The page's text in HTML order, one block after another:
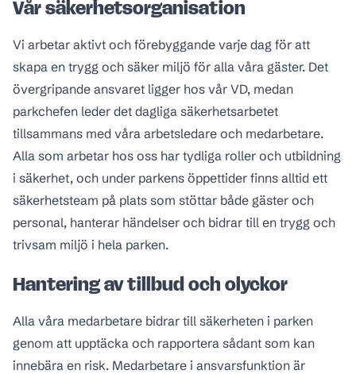
Vår säkerhetsorganisation
Vi arbetar aktivt och förebyggande varje dag för att
skapa en trygg och säker miljö för alla våra gäster. Det
övergripande ansvaret ligger hos vår VD, medan
parkchefen leder det dagliga säkerhetsarbetet
tillsammans med våra arbetsledare och medarbetare.
Alla som arbetar hos oss har tydliga roller och utbildning
i säkerhet, och under parkens öppettider finns alltid ett
säkerhetsteam på plats som stöttar både gäster och
personal, hanterar händelser och bidrar till en trygg och
trivsam miljö i hela parken.
Hantering av tillbud och olyckor
Alla våra medarbetare bidrar till säkerheten i parken
genom att upptäcka och rapportera sådant som kan
innebära en risk. Medarbetare i ansvarsfunktion är